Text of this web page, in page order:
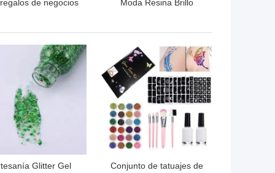
de negocios
Moda Resina Brillo
lindo Nombre Etiqueta
Tarjeta de identificación
Portador de cordón
Glitter Gel
PRECIO
Conjunto de tatuajes de
MEJOR PRECIO